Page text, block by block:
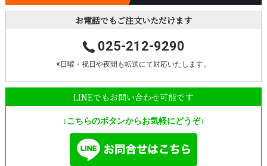
お電話でもご注文いただけます
025-212-9290
※日曜・祝日や夜間も転送にて対応いたします。
LINEでもお問い合わせ可能です
↓こちらのボタンからお気軽にどうぞ↓